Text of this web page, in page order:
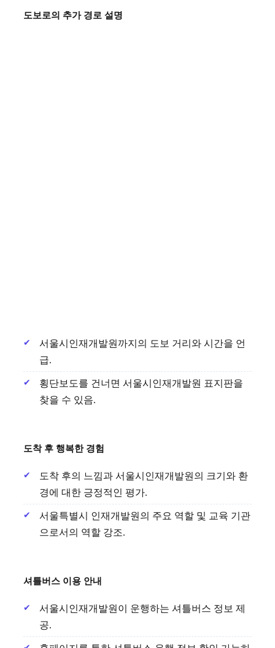
도보로의 추가 경로 설명
서울시인재개발원까지의 도보 거리와 시간을 언
급.
횡단보도를 건너면 서울시인재개발원 표지판을
찾을 수 있음.
도착 후 행복한 경험
도착 후의 느낌과 서울시인재개발원의 크기와 환
경에 대한 긍정적인 평가.
서울특별시 인재개발원의 주요 역할 및 교육 기관
으로서의 역할 강조.
셔틀버스 이용 안내
서울시인재개발원이 운행하는 셔틀버스 정보 제
공.